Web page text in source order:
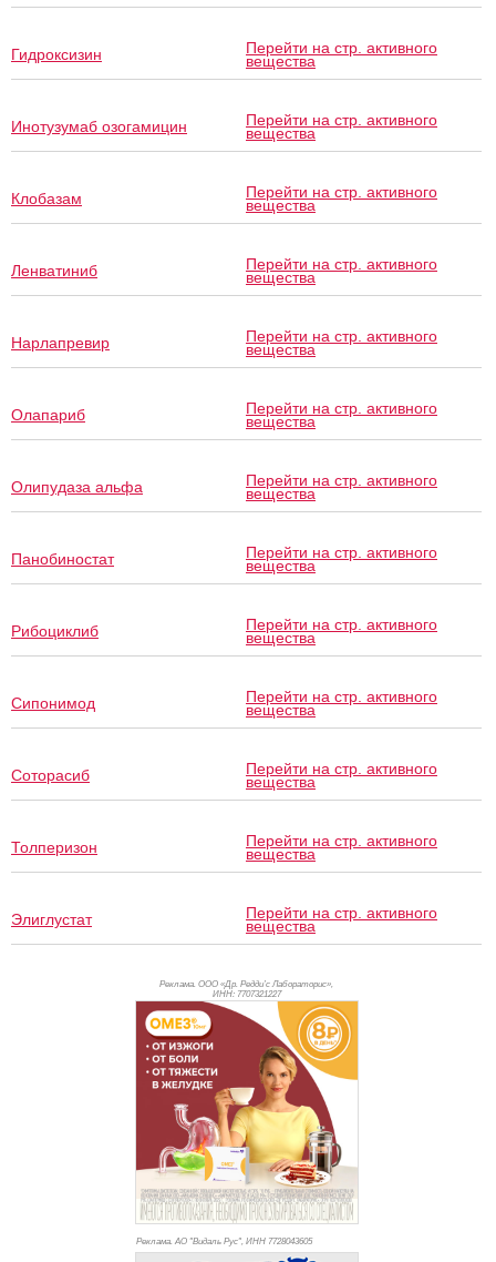
Гидроксизин Перейти на стр. активного
вещества
Инотузумаб озогамицин Перейти на стр. активного
вещества
Клобазам Перейти на стр. активного
вещества
Ленватиниб Перейти на стр. активного
вещества
Нарлапревир Перейти на стр. активного
вещества
Олапариб Перейти на стр. активного
вещества
Олипудаза альфа Перейти на стр. активного
вещества
Панобиностат Перейти на стр. активного
вещества
Рибоциклиб Перейти на стр. активного
вещества
Сипонимод Перейти на стр. активного
вещества
Соторасиб Перейти на стр. активного
вещества
Толперизон Перейти на стр. активного
вещества
Элиглустат Перейти на стр. активного
вещества
Реклама. ООО «Др. Редди’с Лабораторис»,
ИНН: 7707321227
Реклама. АО "Видаль Рус", ИНН 7728043605